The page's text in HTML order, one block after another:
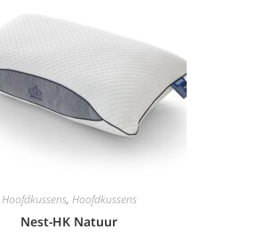
Hoofdkussens, Hoofdkussens
Nest-HK Natuur